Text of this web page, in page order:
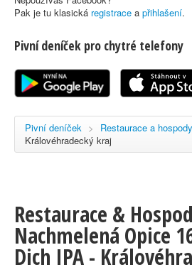
Registrace
Pak je tu klasická registrace a přihlašení.
Pivní deníček pro chytré telefony
Pivní deníček > Restaurace a hospody
Královéhradecký kraj
Restaurace &
Nachmelená Opice
Dich IPA -